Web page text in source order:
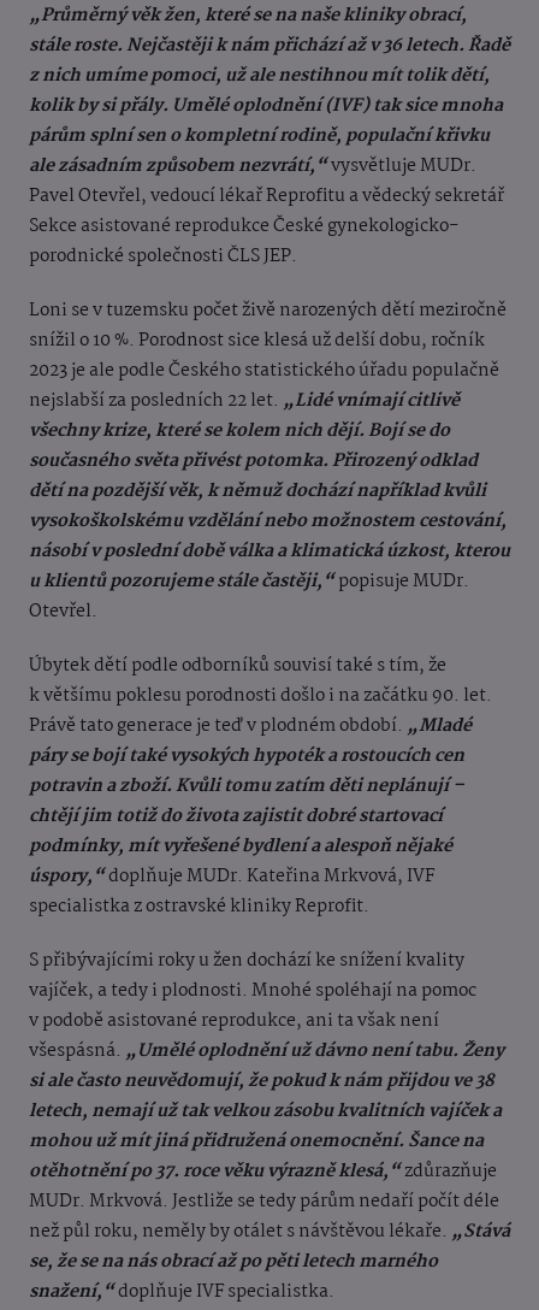
„Průměrný věk žen, které se na naše kliniky obrací,
stále roste. Nejčastěji k nám přichází až v 36 letech. Řadě
z nich umíme pomoci, už ale nestihnou mít tolik dětí,
kolik by si přály. Umělé oplodnění (IVF) tak sice mnoha
párům splní sen o kompletní rodině, populační křivku
ale zásadním způsobem nezvrátí,“vysvětluje MUDr.
Pavel Otevřel, vedoucí lékař Reprofitu a vědecký sekretář
Sekce asistované reprodukce České gynekologicko-
porodnické společnosti ČLS JEP.
Loni se v tuzemsku počet živě narozených dětí meziročně
snížil o 10 %. Porodnost sice klesá už delší dobu, ročník
2023 je ale podle Českého statistického úřadu populačně
nejslabší za posledních 22 let. „Lidé vnímají citlivě
všechny krize, které se kolem nich dějí. Bojí se do
současného světa přivést potomka. Přirozený odklad
dětí na pozdější věk, k němuž dochází například kvůli
vysokoškolskému vzdělání nebo možnostem cestování,
násobí v poslední době válka a klimatická úzkost, kterou
u klientů pozorujeme stále častěji,“popisuje MUDr.
Otevřel.
Úbytek dětí podle odborníků souvisí také s tím, že
k většímu poklesu porodnosti došlo i na začátku 90. let.
Právě tato generace je teď v plodném období. „Mladé
páry se bojí také vysokých hypoték a rostoucích cen
potravin a zboží. Kvůli tomu zatím děti neplánují –
chtějí jim totiž do života zajistit dobré startovací
podmínky, mít vyřešené bydlení a alespoň nějaké
úspory,“doplňuje MUDr. Kateřina Mrkvová, IVF
specialistka z ostravské kliniky Reprofit.
S přibývajícími roky u žen dochází ke snížení kvality
vajíček, a tedy i plodnosti. Mnohé spoléhají na pomoc
v podobě asistované reprodukce, ani ta však není
všespásná. „Umělé oplodnění už dávno není tabu. Ženy
si ale často neuvědomují, že pokud k nám přijdou ve 38
letech, nemají už tak velkou zásobu kvalitních vajíček a
mohou už mít jiná přidružená onemocnění. Šance na
otěhotnění po 37. roce věku výrazně klesá,“zdůrazňuje
MUDr. Mrkvová. Jestliže se tedy párům nedaří počít déle
než půl roku, neměly by otálet s návštěvou lékaře. „Stává
se, že se na nás obrací až po pěti letech marného
snažení,“doplňuje IVF specialistka.